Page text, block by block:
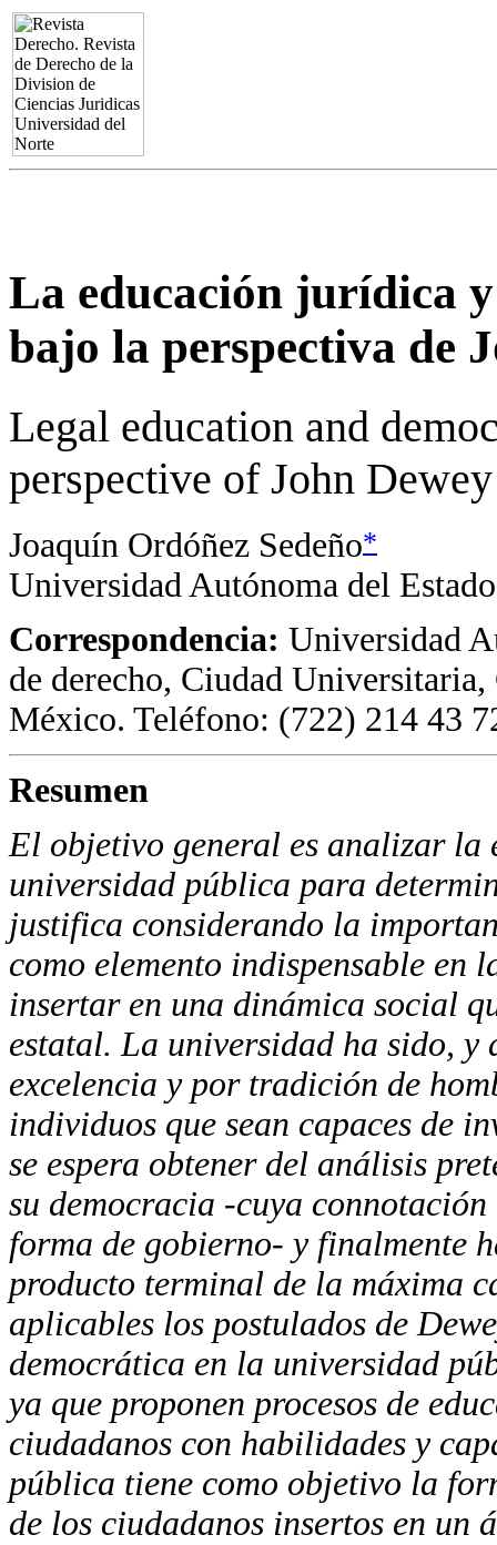
La educación jurídica
bajo la perspectiva de
Legal education and
perspective of John Dewey
Joaquín Ordóñez Sedeño*
Universidad Autónoma del
Correspondencia: Universidad
de derecho, Ciudad Universitaria,
México. Teléfono: (722) 214 43
Resumen
El objetivo general es analizar
universidad pública para
justifica considerando la
como elemento indispensable en
insertar en una dinámica social
estatal. La universidad ha sido,
excelencia y por tradición de
individuos que sean capaces de
se espera obtener del análisis
su democracia -cuya
forma de gobierno- y finalmente
producto terminal de la máxima
aplicables los postulados de
democrática en la universidad
ya que proponen procesos de
ciudadanos con habilidades y
pública tiene como objetivo la
de los ciudadanos insertos en un